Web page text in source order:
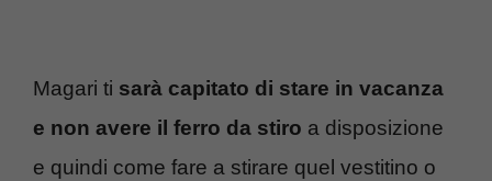
Magari ti sarà capitato di stare in vacanza
e non avere il ferro da stiro a disposizione
e quindi come fare a stirare quel vestitino o